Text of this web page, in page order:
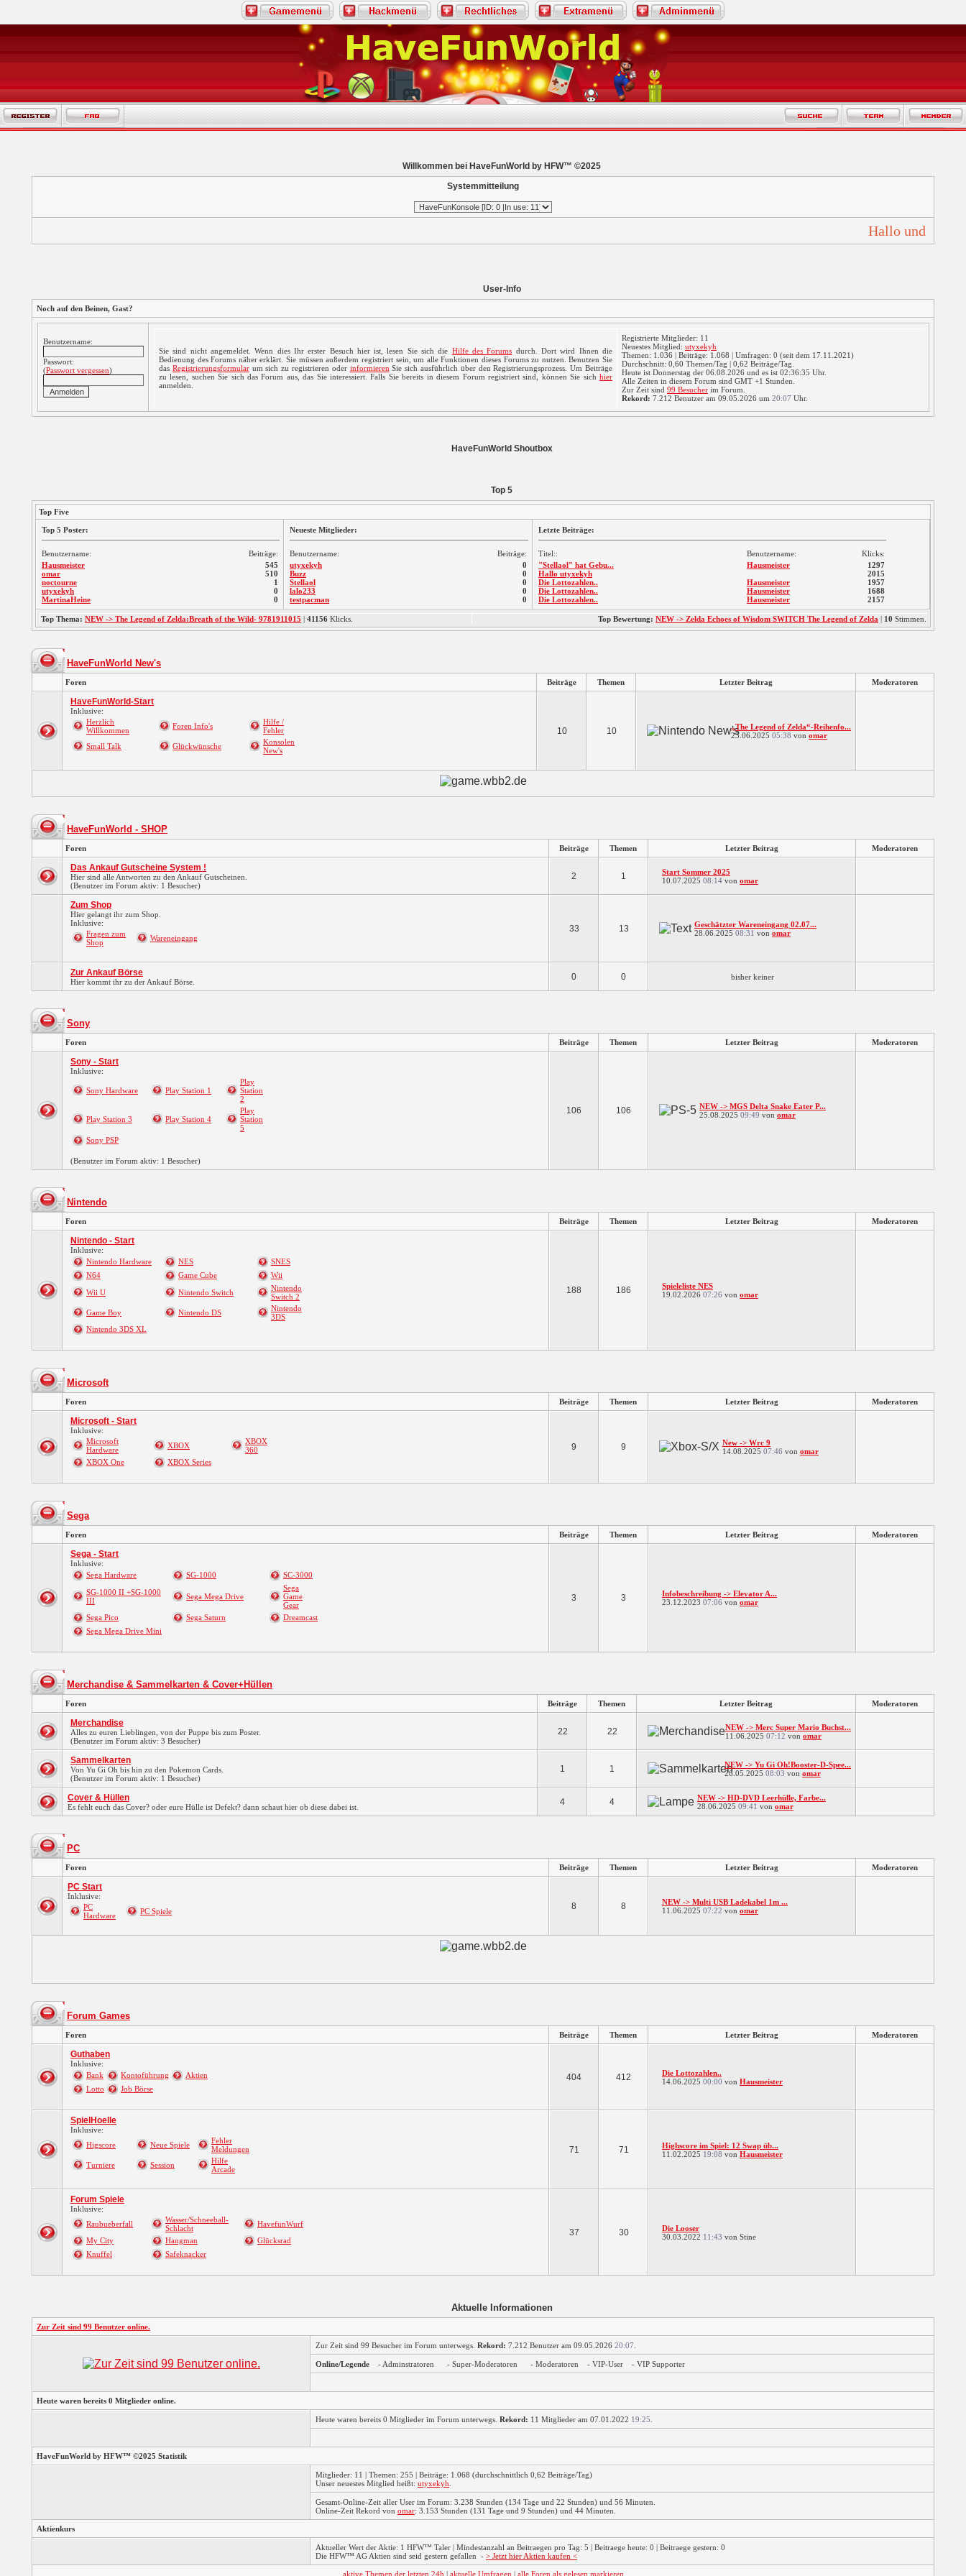
Willkommen bei HaveFunWorld by HFW™ ©2025
Systemmitteilung
Hallo und
User-Info
Noch auf den Beinen, Gast?
Benutzername:
Passwort:
(Passwort vergessen)
Sie sind nicht angemeldet. Wenn dies Ihr erster Besuch hier ist, lesen Sie sich die Hilfe des Forums durch. Dort wird Ihnen die
Bedienung des Forums näher erklärt. Sie müssen außerdem registriert sein, um alle Funktionen dieses Forums zu nutzen. Benutzen Sie
das Registrierungsformularum sich zu registrieren oder informieren Sie sich ausführlich über den Registrierungsprozess. Um Beiträge
zu lesen, suchen Sie sich das Forum aus, das Sie interessiert. Falls Sie bereits in diesem Forum registriert sind, können Sie sich hier
anmelden.
Registrierte Mitglieder: 11
Neuestes Mitglied: utyxekyh
Themen: 1.036 | Beiträge: 1.068 | Umfragen: 0 (seit dem 17.11.2021)
Durchschnitt: 0,60 Themen/Tag | 0,62 Beiträge/Tag.
Heute ist Donnerstag der 06.08.2026 und es ist 02:36:35 Uhr.
Alle Zeiten in diesem Forum sind GMT +1 Stunden.
Zur Zeit sind 99 Besucher im Forum.
Rekord: 7.212 Benutzer am 09.05.2026 um 20:07 Uhr.
HaveFunWorld Shoutbox
Top 5
Top Five
Top 5 Poster:
Benutzername:
Beiträge:
Hausmeister
omar
noctourne
utyxekyh
MartinaHeine
545
510
1
0
0
Neueste Mitglieder:
Benutzername:
Beiträge:
utyxekyh
Buzz
Stellaol
lalo233
testpacman
0
0
0
0
0
Letzte Beiträge:
Titel:: Benutzername:
Klicks:
"Stellaol" hat Gebu...
Hallo utyxekyh
Die Lottozahlen..
Die Lottozahlen..
Die Lottozahlen..
Hausmeister
Hausmeister
Hausmeister
Hausmeister
1297
2015
1957
1688
2157
Top Thema: NEW -> The Legend of Zelda:Breath of the Wild- 9781911015 | 41156 Klicks. Top Bewertung: NEW -> Zelda Echoes of Wisdom SWITCH The Legend of Zelda | 10 Stimmen.
HaveFunWorld New's
Foren Beiträge Themen Letzter Beitrag Moderatoren
HaveFunWorld-Start
Inklusive:
Herzlich
Willkommen
Foren Info's
Hilfe /
Fehler
Small Talk
Glückwünsche
Konsolen
New's
10 10
„The Legend of Zelda“-Reihenfo...
23.06.2025 05:38 von omar
HaveFunWorld - SHOP
Foren Beiträge Themen Letzter Beitrag Moderatoren
Das Ankauf Gutscheine System !
Hier sind alle Antworten zu den Ankauf Gutscheinen.
(Benutzer im Forum aktiv: 1 Besucher)
2 1
Start Sommer 2025
10.07.2025 08:14 von omar
Zum Shop
Hier gelangt ihr zum Shop.
Inklusive:
Fragen zum
Shop
Wareneingang
33 13
Geschätzter Wareneingang 02.07...
28.06.2025 08:31 von omar
Zur Ankauf Börse
Hier kommt ihr zu der Ankauf Börse. 0 0 bisher keiner
Sony
Foren Beiträge Themen Letzter Beitrag Moderatoren
Sony - Start
Inklusive:
Sony Hardware Play Station 1
Play
Station
2
Play Station 3 Play Station 4
Play
Station
5
Sony PSP
(Benutzer im Forum aktiv: 1 Besucher)
106 106
NEW -> MGS Delta Snake Eater P...
25.08.2025 09:49 von omar
Nintendo
Foren Beiträge Themen Letzter Beitrag Moderatoren
Nintendo - Start
Inklusive:
Nintendo Hardware
NES
SNES
N64
Game Cube
Wii
Wii U
Nintendo Switch
Nintendo
Switch 2
Game Boy
Nintendo DS
Nintendo
3DS
Nintendo 3DS XL
188 186
Spieleliste NES
19.02.2026 07:26 von omar
Microsoft
Foren Beiträge Themen Letzter Beitrag Moderatoren
Microsoft - Start
Inklusive:
Microsoft
Hardware
XBOX
XBOX
360
XBOX One
XBOX Series
9 9
New -> Wrc 9
14.08.2025 07:46 von omar
Sega
Foren Beiträge Themen Letzter Beitrag Moderatoren
Sega - Start
Inklusive:
Sega Hardware
SG-1000
SC-3000
SG-1000 II +SG-1000
III
Sega Mega Drive
Sega
Game
Gear
Sega Pico
Sega Saturn
Dreamcast
Sega Mega Drive Mini
3 3
Infobeschreibung -> Elevator A...
23.12.2023 07:06 von omar
Merchandise & Sammelkarten & Cover+Hüllen
Foren Beiträge Themen Letzter Beitrag Moderatoren
Merchandise
Alles zu euren Lieblingen, von der Puppe bis zum Poster.
(Benutzer im Forum aktiv: 3 Besucher)
22 22
NEW -> Merc Super Mario Buchst...
11.06.2025 07:12 von omar
Sammelkarten
Von Yu Gi Oh bis hin zu den Pokemon Cards.
(Benutzer im Forum aktiv: 1 Besucher)
1 1
NEW -> Yu Gi Oh!Booster-D-Spee...
26.05.2025 08:03 von omar
Cover & Hüllen
Es fehlt euch das Cover? oder eure Hülle ist Defekt? dann schaut hier ob diese dabei ist. 4 4
NEW -> HD-DVD Leerhülle, Farbe...
28.06.2025 09:41 von omar
PC
Foren Beiträge Themen Letzter Beitrag Moderatoren
PC Start
Inklusive:
PC
Hardware
PC Spiele 8 8
NEW -> Multi USB Ladekabel 1m ...
11.06.2025 07:22 von omar
Forum Games
Foren Beiträge Themen Letzter Beitrag Moderatoren
Guthaben
Inklusive:
Bank
Kontoführung
Aktien
Lotto
Job Börse
404 412
Die Lottozahlen..
14.06.2025 00:00 von Hausmeister
SpielHoelle
Inklusive:
Higscore
Neue Spiele
Fehler
Meldungen
Turniere
Session
Hilfe
Arcade
71 71
Highscore im Spiel: 12 Swap üb...
11.02.2025 19:08 von Hausmeister
Forum Spiele
Inklusive:
Raubueberfall
Wasser/Schneeball-
Schlacht
HavefunWurf
My City
Hangman
Glücksrad
Knuffel
Safeknacker
37 30
Die Looser
30.03.2022 11:43 von Stine
Aktuelle Informationen
Zur Zeit sind 99 Benutzer online.
Zur Zeit sind 99 Besucher im Forum unterwegs. Rekord: 7.212 Benutzer am 09.05.2026 20:07
Online/Legende - Adminstratoren - Super-Moderatoren - Moderatoren - VIP-User - VIP Supporter
Heute waren bereits 0 Mitglieder online.
Heute waren bereits 0 Mitglieder im Forum unterwegs. Rekord: 11 Mitglieder am 07.01.2022 19:25
HaveFunWorld by HFW™ ©2025 Statistik
Mitglieder: 11 | Themen: 255 | Beiträge: 1.068 (durchschnittlich 0,62 Beiträge/Tag)
Unser neuestes Mitglied heißt: utyxekyh
Gesamt-Online-Zeit aller User im Forum: 3.238 Stunden (134 Tage und 22 Stunden) und 56 Minuten.
Online-Zeit Rekord von omar: 3.153 Stunden (131 Tage und 9 Stunden) und 44 Minuten.
Aktienkurs
Aktueller Wert der Aktie: 1 HFW™ Taler | Mindestanzahl an Beitraegen pro Tag: 5 | Beitraege heute: 0 | Beitraege gestern: 0
Die HFW™ AG Aktien sind seid gestern gefallen - > Jetzt hier Aktien kaufen <
aktive Themen der letzten 24h | aktuelle Umfragen | alle Foren als gelesen markieren